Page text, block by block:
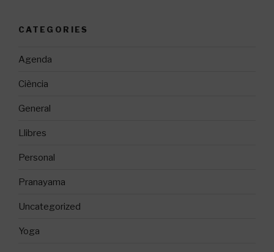
CATEGORIES
Agenda
Ciència
General
Llibres
Personal
Pranayama
Uncategorized
Yoga